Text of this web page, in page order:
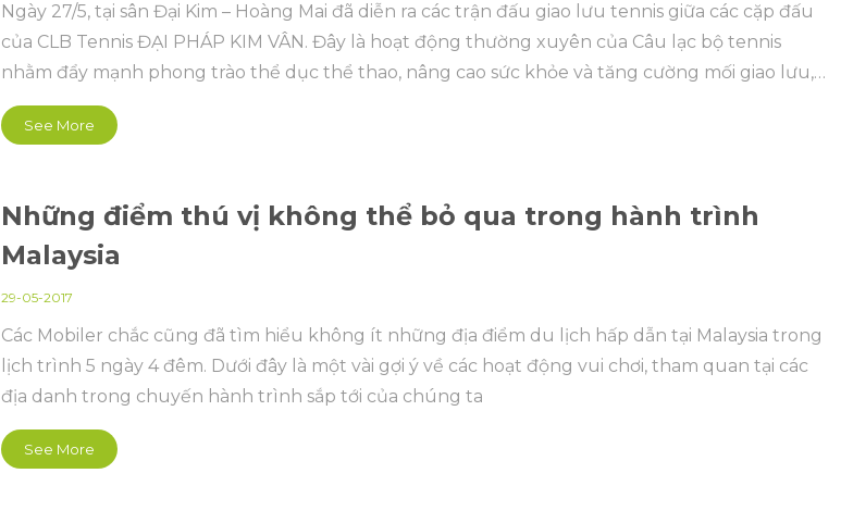
Ngày 27/5, tại sân Đại Kim – Hoàng Mai đã diễn ra các trận đấu giao lưu tennis giữa các cặp đấu
của CLB Tennis ĐẠI PHÁP KIM VÂN. Đây là hoạt động thường xuyên của Câu lạc bộ tennis
nhằm đẩy mạnh phong trào thể dục thể thao, nâng cao sức khỏe và tăng cường mối giao lưu,
đoàn kết giữa các thành viên của CLB.
See More
Những điểm thú vị không thể bỏ qua trong hành trình
Malaysia
29-05-2017
Các Mobiler chắc cũng đã tìm hiểu không ít những địa điểm du lịch hấp dẫn tại Malaysia trong
lịch trình 5 ngày 4 đêm. Dưới đây là một vài gợi ý về các hoạt động vui chơi, tham quan tại các
địa danh trong chuyến hành trình sắp tới của chúng ta
See More